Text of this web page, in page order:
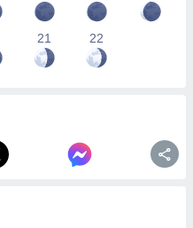
21 22